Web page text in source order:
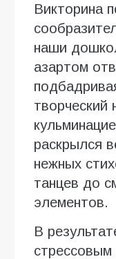
Викторина
наши
азартом
творческий
раскрылся
нежных
танцев до
элементов.
В